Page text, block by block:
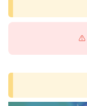
⚠️